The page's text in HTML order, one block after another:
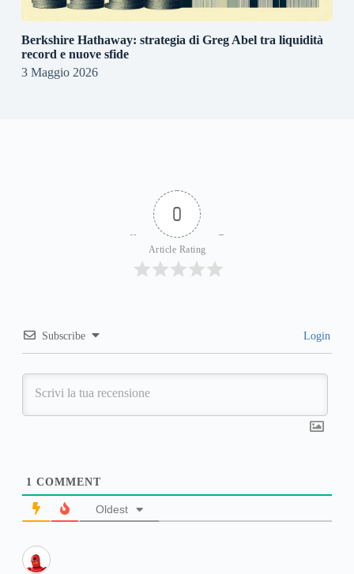
Berkshire Hathaway: strategia di Greg Abel tra liquidità
record e nuove sfide
3 Maggio 2026
0
Article Rating
Subscribe Login
1 COMMENT
Oldest